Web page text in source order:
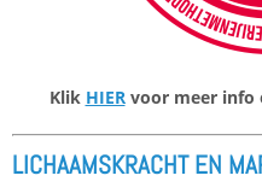
Klik HIERvoor meer info
LICHAAMSKRACHT EN